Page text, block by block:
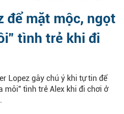
để mặt mộc, ngọt
tình trẻ khi đi
Lopez gây chú ý khi tự tin để
môi" tình trẻ Alex khi đi chơi ở